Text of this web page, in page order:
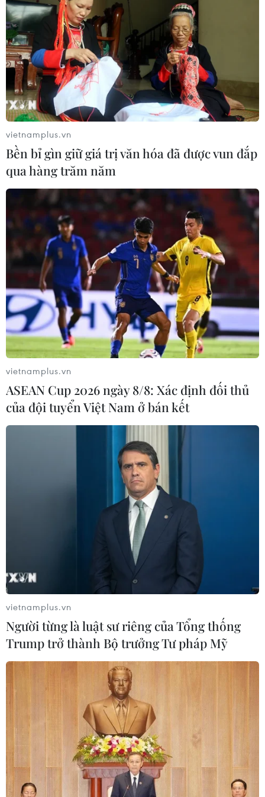
TIN CÙNG CHUYÊN MỤC
Cộng hòa Dân chủ Congo ghi nhận
hơn 300 trẻ em tử vong do Ebola
Ớt nhập khẩu từ Mexico khiến hàng
vietnamplus.vn
Bền bỉ gìn giữ giá trị văn hóa đã được vun đắp
qua hàng trăm năm
vietnamplus.vn
ASEAN Cup 2026 ngày 8/8: Xác định đối thủ
của đội tuyển Việt Nam ở bán kết
vietnamplus.vn
Người từng là luật sư riêng của Tổng thống
Trump trở thành Bộ trưởng Tư pháp Mỹ